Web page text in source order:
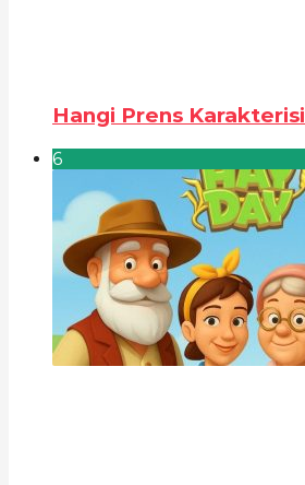
Hangi Prens
6